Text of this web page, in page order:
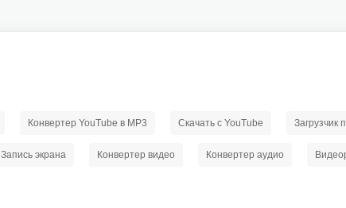
Конвертер YouTube в MP3 Скачать с YouTube Загрузчик
Запись экрана Конвертер видео Конвертер аудио